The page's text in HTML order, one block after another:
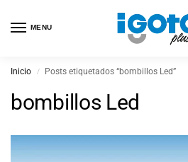
MENU
Inicio / Posts etiquetados “bombillos Led”
bombillos Led